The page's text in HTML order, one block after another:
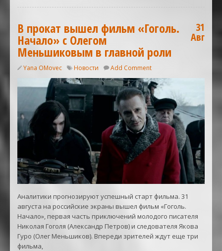
В прокат вышел фильм «Гоголь.
Начало» с Олегом
Меньшиковым в главной роли
Yana OMovec Новости Add Comment
31
Авг
Аналитики прогнозируют успешный старт фильма. 31
августа на российские экраны вышел фильм «Гоголь.
Начало», первая часть приключений молодого писателя
Николая Гоголя (Александр Петров) и следователя Якова
Гуро (Олег Меньшиков). Впереди зрителей ждут еще три
фильма,